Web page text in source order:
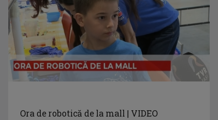
Ora de robotică de la mall | VIDEO